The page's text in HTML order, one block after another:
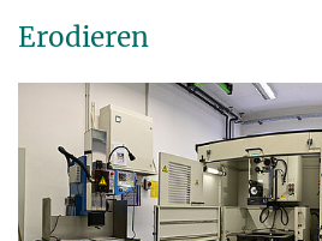
Erodieren